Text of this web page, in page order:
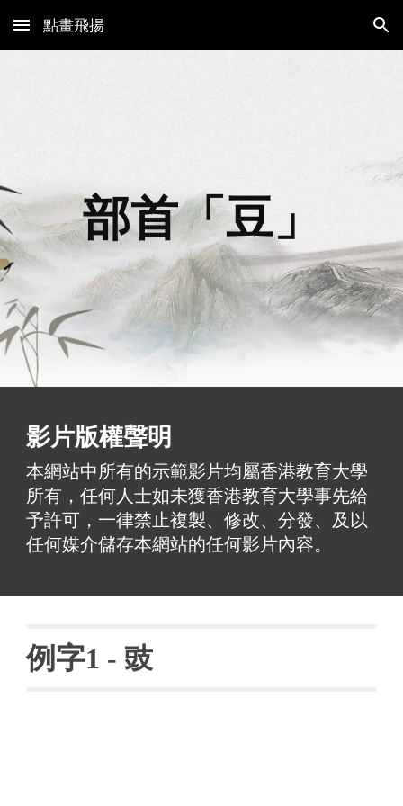
Skip to main content Skip to navigation
點畫飛揚
部首「豆」
影片版權聲明
本網站中所有的示範影片均屬香港教育大學
所有，任何人士如未獲香港教育大學事先給
予許可，一律禁止複製、修改、分發、及以
任何媒介儲存本網站的任何影片內容。
例字1 - 豉